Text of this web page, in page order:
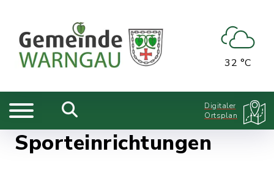
32 °C
Digitaler
Ortsplan
Sporteinrichtungen